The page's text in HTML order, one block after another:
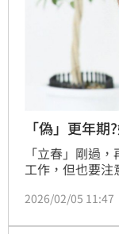
「偽」更年
「立春」剛過
工作，但也要
月不來，健檢數
2026/02/05 11:47